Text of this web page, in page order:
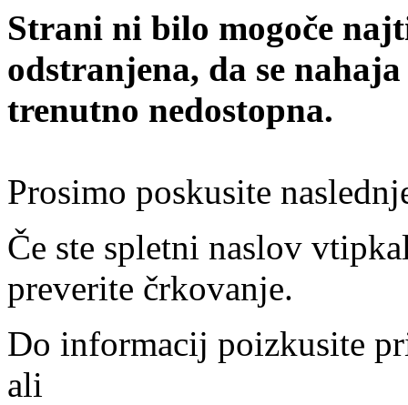
Strani ni bilo mogoče
odstranjena, da se
trenutno nedostopna.
Prosimo poskusite
Če ste spletni naslov
preverite črkovanje.
Do informacij poizkusite
ali